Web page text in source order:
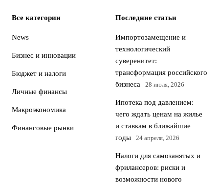
Все категории
News
Бизнес и инновации
Бюджет и налоги
Личные финансы
Макроэкономика
Финансовые рынки
Последние статьи
Импортозамещение и
технологический
суверенитет:
трансформация российского
бизнеса
28 июля, 2026
Ипотека под давлением:
чего ждать ценам на жилье
и ставкам в ближайшие
годы
24 апреля, 2026
Налоги для самозанятых и
фрилансеров: риски и
возможности нового